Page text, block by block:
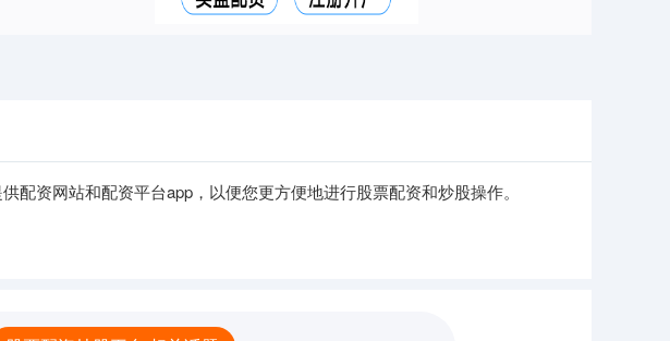
资网站和配资平台app，以便您更方便地进行股票配资和炒股操作。